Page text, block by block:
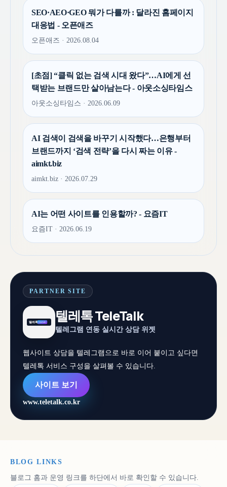
SEO·AEO·GEO 뭐가 다를까 : 달라진 홈페이지
대응법 - 오픈애즈
오픈애즈 · 2026.08.04
[초점] “클릭 없는 검색 시대 왔다”…AI에게 선
택받는 브랜드만 살아남는다 - 아웃소싱타임스
아웃소싱타임스 · 2026.06.09
AI 검색이 검색을 바꾸기 시작했다…은행부터
브랜드까지 ‘검색 전략’을 다시 짜는 이유 -
aimkt.biz
aimkt.biz · 2026.07.29
AI는 어떤 사이트를 인용할까? - 요즘IT
요즘IT · 2026.06.19
PARTNER SITE
텔레톡 TeleTalk
텔레그램 연동 실시간 상담 위젯
웹사이트 상담을 텔레그램으로 바로 이어 붙이고 싶다면
텔레톡 서비스 구성을 살펴볼 수 있습니다.
사이트 보기
www.teletalk.co.kr
BLOG LINKS
블로그 홈과 운영 링크를 하단에서 바로 확인할 수 있습니다.